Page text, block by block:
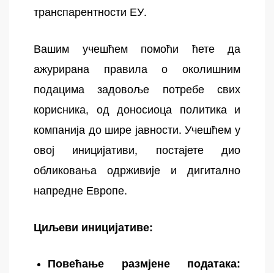
транспарентности ЕУ.
Вашим учешћем помоћи ћете да
ажурирана правила о околишним
подацима задовоље потребе свих
корисника, од доносиоца политика и
компанија до шире јавности. Учешћем у
овој иницијативи, постајете дио
обликовања одрживије и дигитално
напредне Европе.
Циљеви иницијативе:
Повећање размјене података: